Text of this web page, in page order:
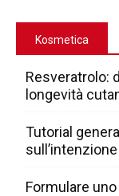
Kosmetica
Resveratrolo:
longevità
Tutorial
Formulare